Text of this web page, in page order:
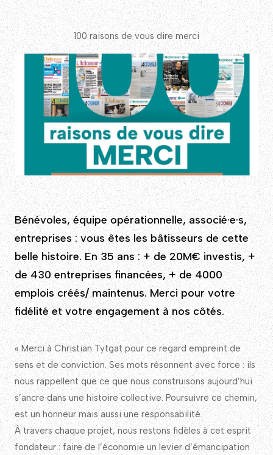
100 raisons de vous dire merci
Bénévoles, équipe opérationnelle, associé·e·s,
entreprises : vous êtes les bâtisseurs de cette
belle histoire. En 35 ans : + de 20M€ investis, +
de 430 entreprises financées, + de 4000
emplois créés/ maintenus. Merci pour votre
fidélité et votre engagement à nos côtés.
« Merci à Christian Tytgat pour ce regard empreint de
sens et de conviction. Ses mots résonnent avec force : ils
nous rappellent que ce que nous construisons aujourd’hui
s’ancre dans une histoire collective. Poursuivre ce chemin,
est un honneur mais aussi une responsabilité.
À travers chaque projet, nous restons fidèles à cet esprit
fondateur : faire de l’économie un levier d’émancipation